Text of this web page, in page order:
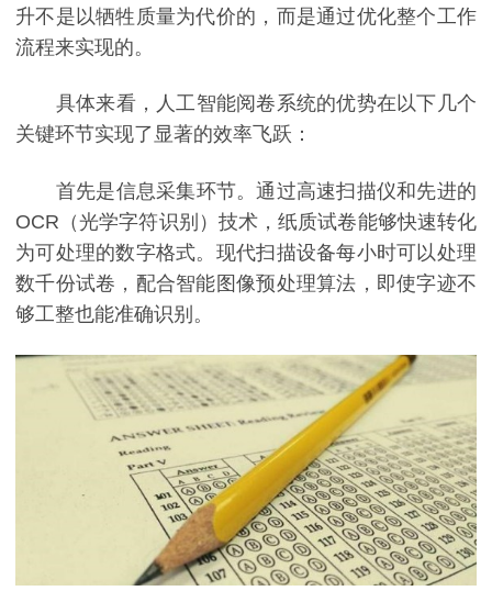
升不是以牺牲质量为代价的，而是通过优化整个工作
流程来实现的。
具体来看，人工智能阅卷系统的优势在以下几个
关键环节实现了显著的效率飞跃：
首先是信息采集环节。通过高速扫描仪和先进的
OCR（光学字符识别）技术，纸质试卷能够快速转化
为可处理的数字格式。现代扫描设备每小时可以处理
数千份试卷，配合智能图像预处理算法，即使字迹不
够工整也能准确识别。